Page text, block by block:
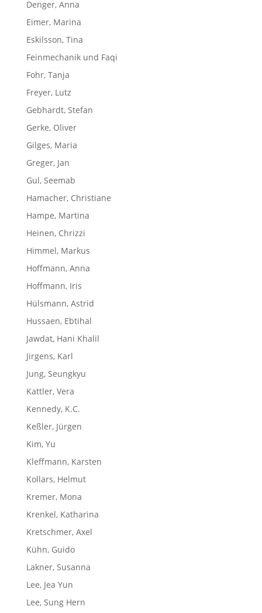
Denger, Anna
Eimer, Marina
Eskilsson, Tina
Feinmechanik und Faqi
Fohr, Tanja
Freyer, Lutz
Gebhardt, Stefan
Gerke, Oliver
Gilges, Maria
Greger, Jan
Gul, Seemab
Hamacher, Christiane
Hampe, Martina
Heinen, Chrizzi
Himmel, Markus
Hoffmann, Anna
Hoffmann, Iris
Hülsmann, Astrid
Hussaen, Ebtihal
Jawdat, Hani Khalil
Jirgens, Karl
Jung, Seungkyu
Kattler, Vera
Kennedy, K.C.
Keßler, Jürgen
Kim, Yu
Kleffmann, Karsten
Kollars, Helmut
Kremer, Mona
Krenkel, Katharina
Kretschmer, Axel
Kühn, Guido
Lakner, Susanna
Lee, Jea Yun
Lee, Sung Hern